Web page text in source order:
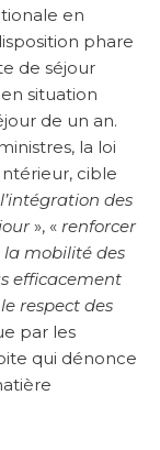
en
phare
de séjour
situation
de un an.
la loi
cible
des
», « renforcer
mobilité des
efficacement
respect des
par les
qui dénonce